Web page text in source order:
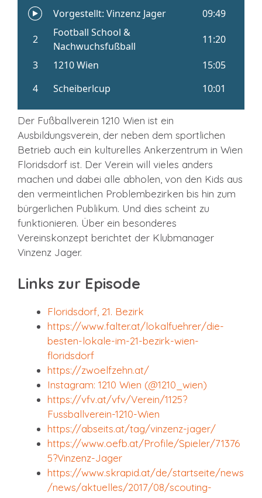
Der Fußballverein 1210 Wien ist ein
Ausbildungsverein, der neben dem sportlichen
Betrieb auch ein kulturelles Ankerzentrum in Wien
Floridsdorf ist. Der Verein will vieles anders
machen und dabei alle abholen, von den Kids aus
den vermeintlichen Problembezirken bis hin zum
bürgerlichen Publikum. Und dies scheint zu
funktionieren. Über ein besonderes
Vereinskonzept berichtet der Klubmanager
Vinzenz Jager.
Links zur Episode
Floridsdorf, 21. Bezirk
https://www.falter.at/lokalfuehrer/die-
besten-lokale-im-21-bezirk-wien-
floridsdorf
https://zwoelfzehn.at/
Instagram: 1210 Wien (@1210_wien)
https://vfv.at/vfv/Verein/1125?
Fussballverein-1210-Wien
https://abseits.at/tag/vinzenz-jager/
https://www.oefb.at/Profile/Spieler/71376
5?Vinzenz-Jager
https://www.skrapid.at/de/startseite/news
/news/aktuelles/2017/08/scouting-